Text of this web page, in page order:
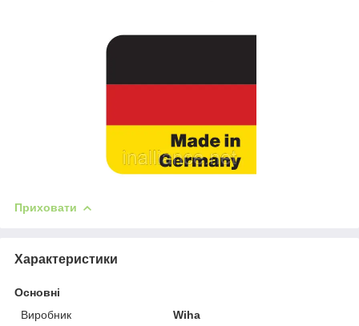
Приховати
Характеристики
Основні
Виробник
Wiha